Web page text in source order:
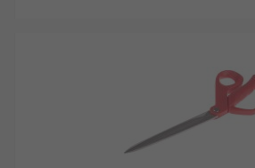
การเปลี่ยนอุปกรณ์บ่อยครั้ง และช่
จัดการบรรจุภัณฑ์ทำได้อย่างรวด
งานซ่อมแซมเครื่องจักรและงาน
ใช้ในการตัดแผ่นปะเก็น